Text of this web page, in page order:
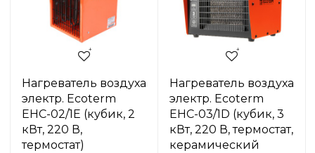
Нагреватель воздуха
электр. Ecoterm
EHC-02/1E (кубик, 2
кВт, 220 В,
термостат)
Нагреватель воздуха
электр. Ecoterm
EHC-03/1D (кубик, 3
кВт, 220 В, термостат,
керамический